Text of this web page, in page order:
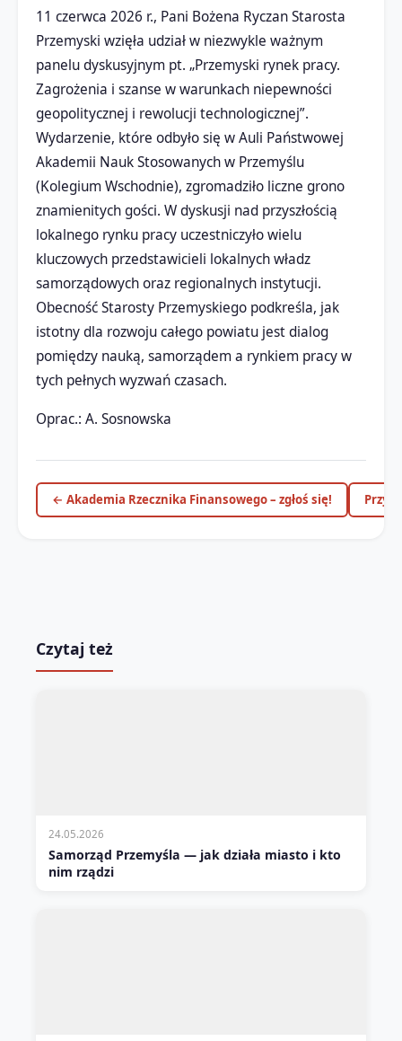
11 czerwca 2026 r., Pani Bożena Ryczan Starosta
Przemyski wzięła udział w niezwykle ważnym
panelu dyskusyjnym pt. „Przemyski rynek pracy.
Zagrożenia i szanse w warunkach niepewności
geopolitycznej i rewolucji technologicznej”.
​Wydarzenie, które odbyło się w Auli Państwowej
Akademii Nauk Stosowanych w Przemyślu
(Kolegium Wschodnie), zgromadziło liczne grono
znamienitych gości. W dyskusji nad przyszłością
lokalnego rynku pracy uczestniczyło wielu
kluczowych przedstawicieli lokalnych władz
samorządowych oraz regionalnych instytucji.
​Obecność Starosty Przemyskiego podkreśla, jak
istotny dla rozwoju całego powiatu jest dialog
pomiędzy nauką, samorządem a rynkiem pracy w
tych pełnych wyzwań czasach.
Oprac.: A. Sosnowska
← Akademia Rzecznika Finansowego – zgłoś się!
Czytaj też
24.05.2026
Samorząd Przemyśla — jak działa miasto i kto
nim rządzi